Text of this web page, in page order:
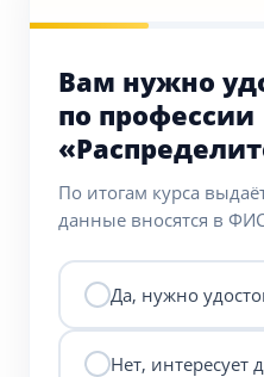
Вам нужно
по профессии
По итогам курса
данные вносятся в
Да, нужно
Нет, интересует